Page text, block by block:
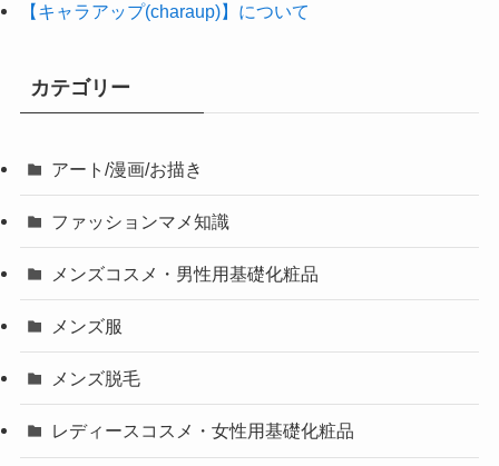
【キャラアップ(charaup)】について
カテゴリー
アート/漫画/お描き
ファッションマメ知識
メンズコスメ・男性用基礎化粧品
メンズ服
メンズ脱毛
レディースコスメ・女性用基礎化粧品